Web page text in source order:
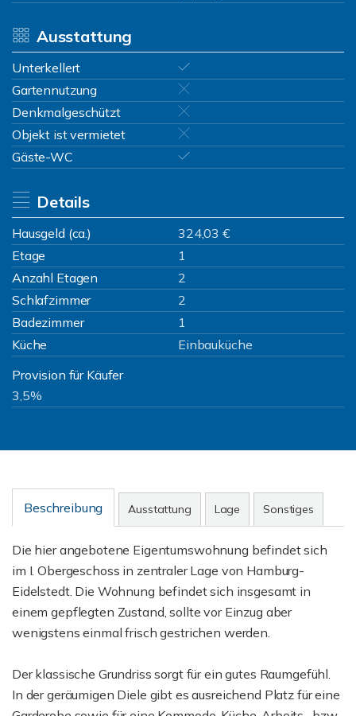
Ausstattung
Unterkellert
Gartennutzung
Denkmalgeschützt
Objekt ist vermietet
Gäste-WC
Details
Hausgeld (ca.)
324,03 €
Etage
1
Anzahl Etagen
2
Schlafzimmer
2
Badezimmer
1
Küche
Einbauküche
Provision für Käufer
3,5%
Beschreibung Ausstattung Lage Sonstiges
Die hier angebotene Eigentumswohnung befindet sich
im I. Obergeschoss in zentraler Lage von Hamburg-
Eidelstedt. Die Wohnung befindet sich insgesamt in
einem gepflegten Zustand, sollte vor Einzug aber
wenigstens einmal frisch gestrichen werden.
Der klassische Grundriss sorgt für ein gutes Raumgefühl.
In der geräumigen Diele gibt es ausreichend Platz für eine